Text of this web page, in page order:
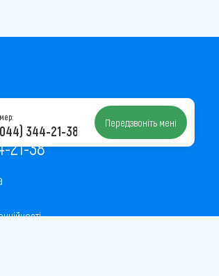
22/7, оф. 41
21-38
344-21-38 Передзвоніть мені